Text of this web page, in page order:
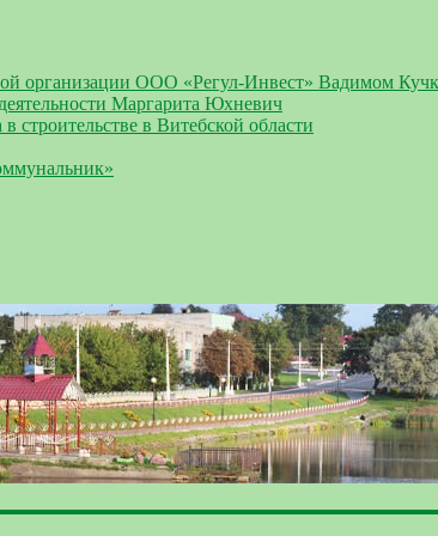
организации ООО «Регул-Инвест» Вадимом
Маргарита Юхневич
строительстве в Витебской области